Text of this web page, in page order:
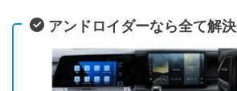
アンドロイダーなら全て解決